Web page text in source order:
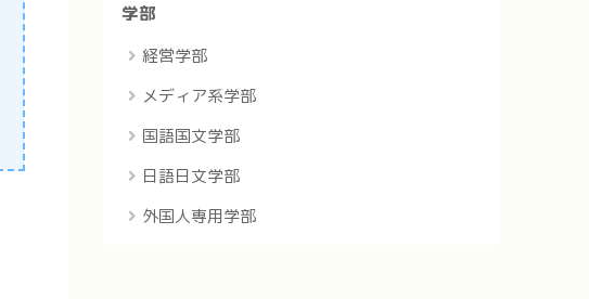
学部
経営学部
メディア系学部
国語国文学部
日語日文学部
外国人専用学部